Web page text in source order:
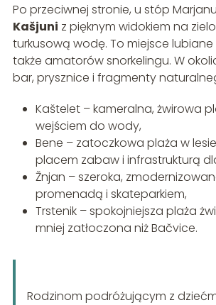
Po przeciwnej stronie, u stóp
Kašjuni z pięknym widokiem na
turkusową wodę. To miejsce lubiane
także amatorów snorkelingu. W
bar, prysznice i fragmenty
Kaštelet – kameralna, żwirowa
wejściem do wody,
Bene – zatoczkowa plaża w
placem zabaw i infrastrukturą
Žnjan – szeroka,
promenadą i skateparkiem,
Trstenik – spokojniejsza plaża
mniej zatłoczona niż Bačvice.
Rodzinom podróżującym z